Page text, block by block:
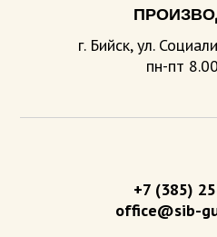
г. Бийск, ул.
пн-пт
+7 (385)
office@sib-